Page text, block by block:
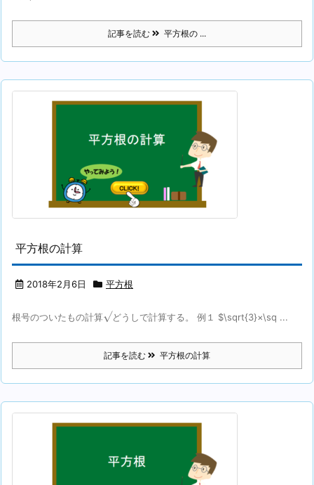
記事を読む 平方根の ...
平方根の計算
2018年2月6日 平方根
根号のついたもの計算√どうしで計算する。 例１ $\sqrt{3}×\sq ...
記事を読む 平方根の計算